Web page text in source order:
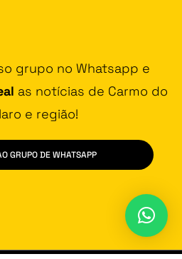
grupo no Whatsapp e
as notícias de Carmo do
e região!
GRUPO DE WHATSAPP